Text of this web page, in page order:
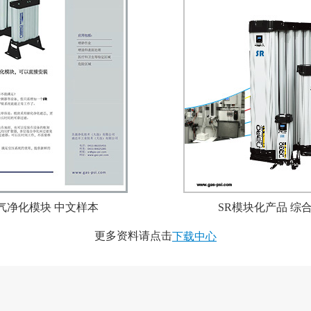
净化模块 中文样本 SR模块化产品 综
更多资料请点击下载中心